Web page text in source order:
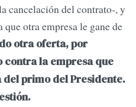
cancelación del contrato-, y
otra empresa le gane de
otra oferta, por
la empresa que
del primo del Presidente.